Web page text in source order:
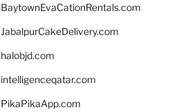
BaytownEvaCationRentals.com
JabalpurCakeDelivery.com
halobjd.com
intelligenceqatar.com
PikaPikaApp.com